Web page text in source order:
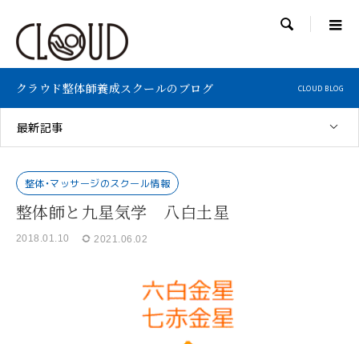

クラウド整体師養成スクールのブログ CLOUD BLOG
最新記事
整体・マッサージのスクール情報
整体師と九星気学 八白土星
2018.01.10 2021.06.02